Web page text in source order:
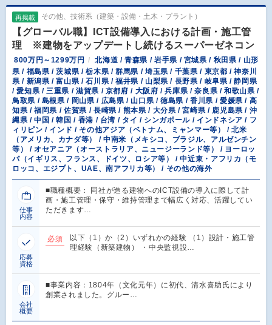
再掲載 その他、技術系（建築・設備・土木・プラント）
【グローバル職】ICT設備導入における計画・施工管
理 ※建物をアップデートし続けるスーパーゼネコン
800万円～1299万円
北海道 / 青森県 / 岩手県 / 宮城県 / 秋田県 / 山形
県 / 福島県 / 茨城県 / 栃木県 / 群馬県 / 埼玉県 / 千葉県 / 東京都 / 神奈川
県 / 新潟県 / 富山県 / 石川県 / 福井県 / 山梨県 / 長野県 / 岐阜県 / 静岡県
/ 愛知県 / 三重県 / 滋賀県 / 京都府 / 大阪府 / 兵庫県 / 奈良県 / 和歌山県 /
鳥取県 / 島根県 / 岡山県 / 広島県 / 山口県 / 徳島県 / 香川県 / 愛媛県 / 高
知県 / 福岡県 / 佐賀県 / 長崎県 / 熊本県 / 大分県 / 宮崎県 / 鹿児島県 / 沖
縄県 / 中国 / 韓国 / 香港 / 台湾 / タイ / シンガポール / インドネシア / フ
ィリピン / インド / その他アジア（ベトナム、ミャンマー等） / 北米
（アメリカ、カナダ等） / 中南米（メキシコ、ブラジル、アルゼンチン
等） / オセアニア（オーストラリア、ニュージーランド等） / ヨーロッ
パ（イギリス、フランス、ドイツ、ロシア等） / 中近東・アフリカ（モ
ロッコ、エジプト、UAE、南アフリカ等） / その他の海外
仕事
内容
■職種概要： 同社が造る建物へのICT設備の導入に際して計
画・施工管理・保守・維持管理まで幅広く対応、活躍してい
ただきます…
応募
資格
必須
以下（1）か（2）いずれかの経験 （1）設計・施工管
理経験（新築建物） ・中央監視設…
会社
概要
■事業内容：1804年（文化元年）に初代、清水喜助氏により
創業されました。グルー…